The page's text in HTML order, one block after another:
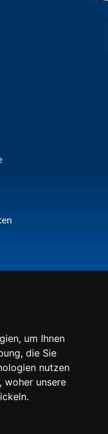
um Ihnen
die Sie
nutzen
woher unsere